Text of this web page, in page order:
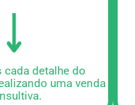
cada detalhe do
uma venda